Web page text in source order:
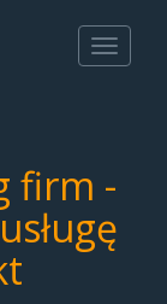
Toggle
firm -